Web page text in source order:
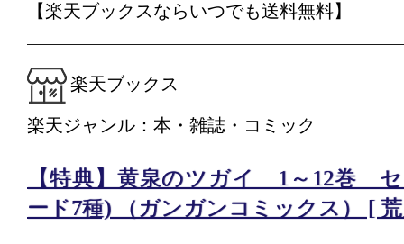
【楽天ブックスならいつでも送料無料】
楽天ブックス
楽天ジャンル：本・雑誌・コミック
【特典】黄泉のツガイ 1～12巻
ード7種) （ガンガンコミックス） [